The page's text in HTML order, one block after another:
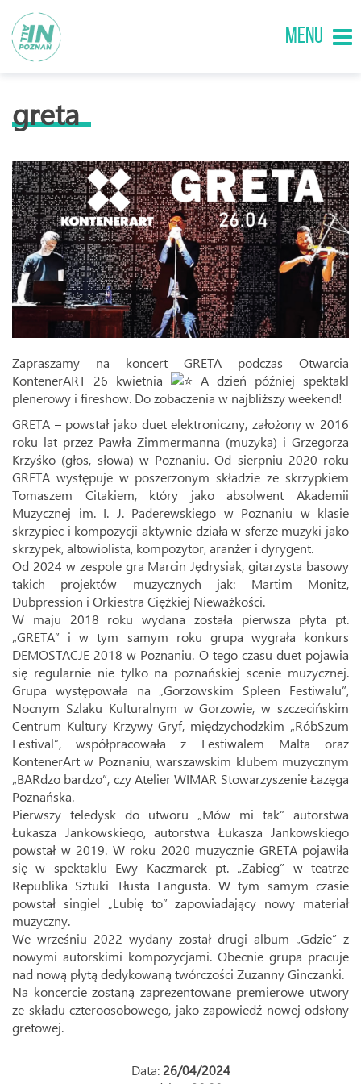
MENU
greta
Zapraszamy na koncert GRETA podczas Otwarcia
KontenerART 26 kwietnia
A dzień później spektakl
plenerowy i fireshow. Do zobaczenia w najbliższy weekend!
GRETA – powstał jako duet elektroniczny, założony w 2016
roku lat przez Pawła Zimmermanna (muzyka) i Grzegorza
Krzyśko (głos, słowa) w Poznaniu. Od sierpniu 2020 roku
GRETA występuje w poszerzonym składzie ze skrzypkiem
Tomaszem Citakiem, który jako absolwent Akademii
Muzycznej im. I. J. Paderewskiego w Poznaniu w klasie
skrzypiec i kompozycji aktywnie działa w sferze muzyki jako
skrzypek, altowiolista, kompozytor, aranżer i dyrygent.
Od 2024 w zespole gra Marcin Jędrysiak, gitarzysta basowy
takich projektów muzycznych jak: Martim Monitz,
Dubpression i Orkiestra Ciężkiej Nieważkości.
W maju 2018 roku wydana została pierwsza płyta pt.
„GRETA” i w tym samym roku grupa wygrała konkurs
DEMOSTACJE 2018 w Poznaniu. O tego czasu duet pojawia
się regularnie nie tylko na poznańskiej scenie muzycznej.
Grupa występowała na „Gorzowskim Spleen Festiwalu”,
Nocnym Szlaku Kulturalnym w Gorzowie, w szczecińskim
Centrum Kultury Krzywy Gryf, międzychodzkim „RóbSzum
Festival”, współpracowała z Festiwalem Malta oraz
KontenerArt w Poznaniu, warszawskim klubem muzycznym
„BARdzo bardzo”, czy Atelier WIMAR Stowarzyszenie Łazęga
Poznańska.
Pierwszy teledysk do utworu „Mów mi tak” autorstwa
Łukasza Jankowskiego, autorstwa Łukasza Jankowskiego
powstał w 2019. W roku 2020 muzycznie GRETA pojawiła
się w spektaklu Ewy Kaczmarek pt. „Zabieg” w teatrze
Republika Sztuki Tłusta Langusta. W tym samym czasie
powstał singiel „Lubię to” zapowiadający nowy materiał
muzyczny.
We wrześniu 2022 wydany został drugi album „Gdzie” z
nowymi autorskimi kompozycjami. Obecnie grupa pracuje
nad nową płytą dedykowaną twórczości Zuzanny Ginczanki.
Na koncercie zostaną zaprezentowane premierowe utwory
ze składu czteroosobowego, jako zapowiedź nowej odsłony
gretowej.
Data: 26/04/2024